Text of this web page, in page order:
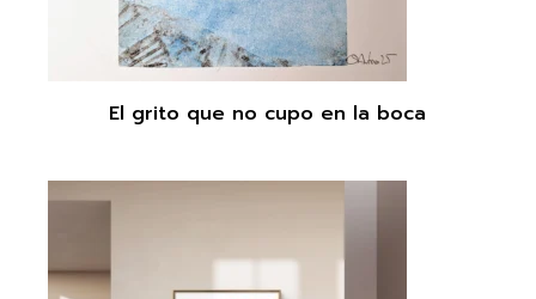
El grito que no cupo en la boca